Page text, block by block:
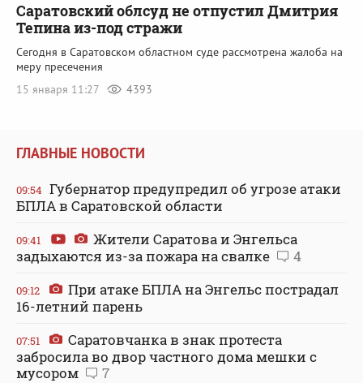
Саратовский облсуд не отпустил Дмитрия
Тепина из-под стражи
Сегодня в Саратовском областном суде рассмотрена жалоба на
меру пресечения
15 января 11:27
4393
ГЛАВНЫЕ НОВОСТИ
09:54 Губернатор предупредил об угрозе атаки
БПЛА в Саратовской области
09:41
Жители Саратова и Энгельса
задыхаются из-за пожара на свалке
4
09:12
При атаке БПЛА на Энгельс пострадал
16-летний парень
07:51
Саратовчанка в знак протеста
забросила во двор частного дома мешки с
мусором
7